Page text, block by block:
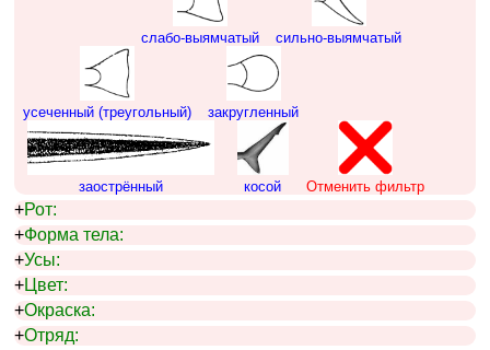
слабо-выямчатый сильно-выямчатый
усеченный (треугольный) закругленный
заострённый косой Отменить фильтр
+Рот:
+Форма тела:
+Усы:
+Цвет:
+Окраска:
+Отряд: